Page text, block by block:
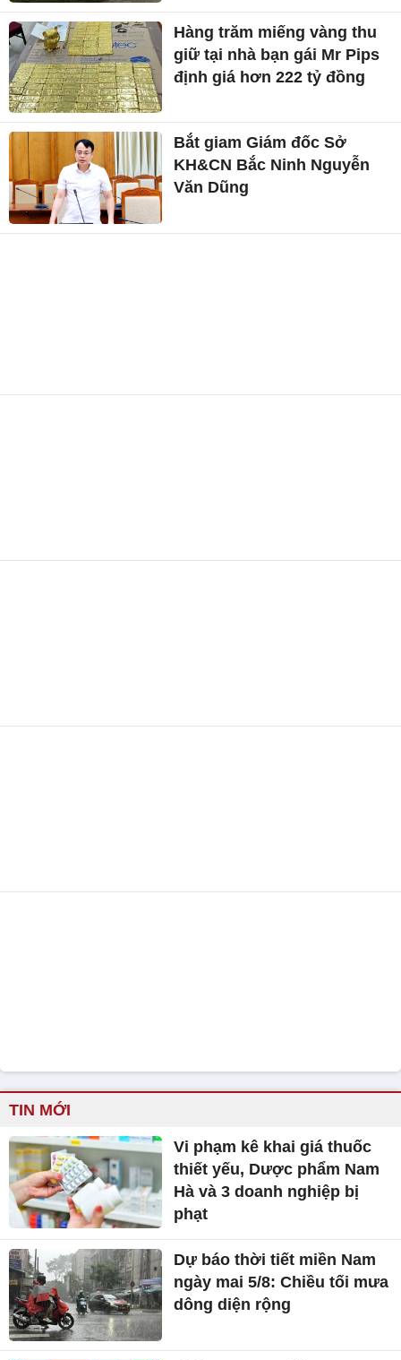
Hàng trăm miếng vàng thu
giữ tại nhà bạn gái Mr Pips
định giá hơn 222 tỷ đồng
Bắt giam Giám đốc Sở
KH&CN Bắc Ninh Nguyễn
Văn Dũng
TIN MỚI
Vi phạm kê khai giá thuốc
thiết yếu, Dược phẩm Nam
Hà và 3 doanh nghiệp bị
phạt
Dự báo thời tiết miền Nam
ngày mai 5/8: Chiều tối mưa
dông diện rộng